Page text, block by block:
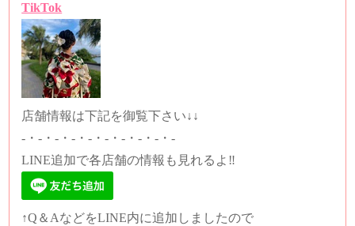
TikTok
店舗情報は下記を御覧下さい↓↓
-・-・-・-・-・-・-・-・-・-
LINE追加で各店舗の情報も見れるよ‼️
↑Q＆AなどをLINE内に追加しましたので